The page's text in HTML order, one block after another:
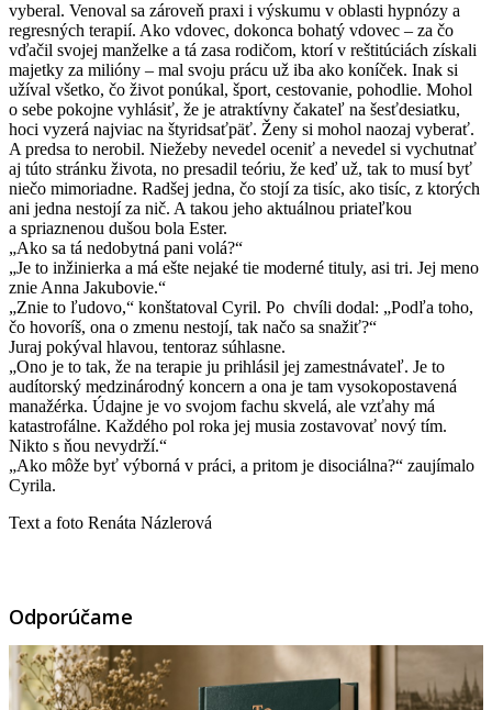
vyberal. Venoval sa zároveň praxi i výskumu v oblasti hypnózy a
regresných terapií. Ako vdovec, dokonca bohatý vdovec – za čo
vďačil svojej manželke a tá zasa rodičom, ktorí v reštitúciách získali
majetky za milióny – mal svoju prácu už iba ako koníček. Inak si
užíval všetko, čo život ponúkal, šport, cestovanie, pohodlie. Mohol
o sebe pokojne vyhlásiť, že je atraktívny čakateľ na šesťdesiatku,
hoci vyzerá najviac na štyridsaťpäť. Ženy si mohol naozaj vyberať.
A predsa to nerobil. Niežeby nevedel oceniť a nevedel si vychutnať
aj túto stránku života, no presadil teóriu, že keď už, tak to musí byť
niečo mimoriadne. Radšej jedna, čo stojí za tisíc, ako tisíc, z ktorých
ani jedna nestojí za nič. A takou jeho aktuálnou priateľkou
a spriaznenou dušou bola Ester.
„Ako sa tá nedobytná pani volá?“
„Je to inžinierka a má ešte nejaké tie moderné tituly, asi tri. Jej meno
znie Anna Jakubovie.“
„Znie to ľudovo,“ konštatoval Cyril. Po chvíli dodal: „Podľa toho,
čo hovoríš, ona o zmenu nestojí, tak načo sa snažiť?“
Juraj pokýval hlavou, tentoraz súhlasne.
„Ono je to tak, že na terapie ju prihlásil jej zamestnávateľ. Je to
audítorský medzinárodný koncern a ona je tam vysokopostavená
manažérka. Údajne je vo svojom fachu skvelá, ale vzťahy má
katastrofálne. Každého pol roka jej musia zostavovať nový tím.
Nikto s ňou nevydrží.“
„Ako môže byť výborná v práci, a pritom je disociálna?“ zaujímalo
Cyrila.
Text a foto Renáta Názlerová
Odporúčame